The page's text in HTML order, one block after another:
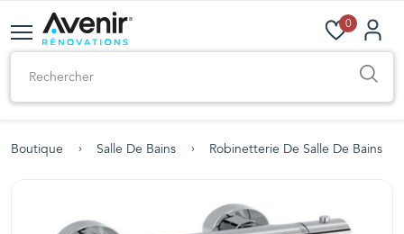
0
Boutique Salle De Bains Robinetterie De Salle De Bains